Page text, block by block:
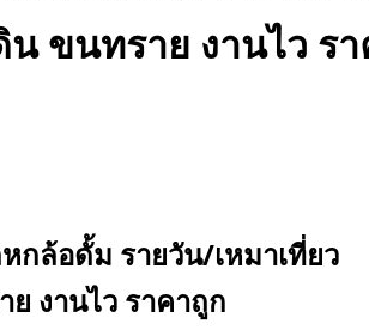
ขนทราย งานไว ร
กล้อดั้ม รายวัน/เหมาเที่ยว
งานไว ราคาถูก